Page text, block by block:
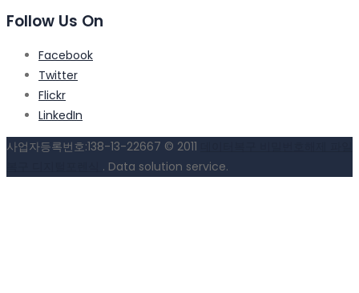
Follow Us On
Facebook
Twitter
Flickr
LinkedIn
사업자등록번호:138-13-22667 © 2011
. Data solution service.